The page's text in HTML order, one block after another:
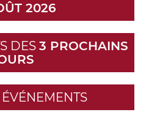
2026
DES 3 PROCHAINS
ÉVÉNEMENTS